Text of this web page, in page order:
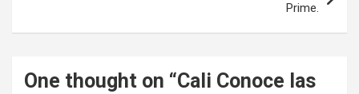
Prime.
One thought on “Cali Conoce las